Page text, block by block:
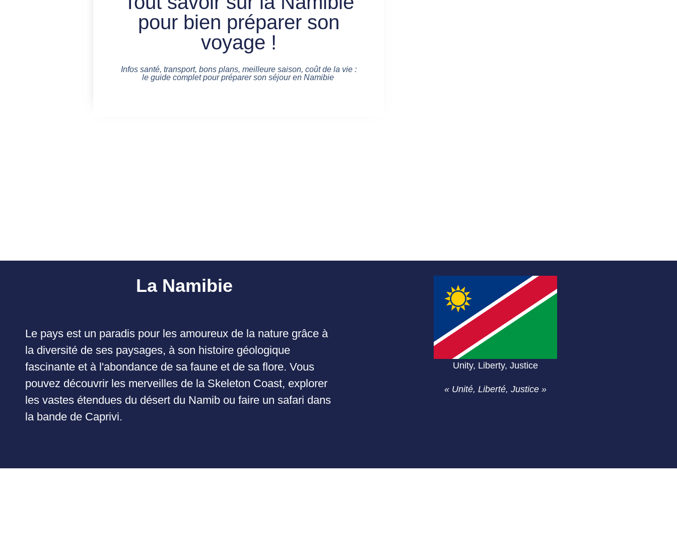
pour bien préparer son
voyage !
Infos santé, transport, bons plans, meilleure saison, coût de la vie :
le guide complet pour préparer son séjour en Namibie
La Namibie
Le pays est un paradis pour les amoureux de la nature grâce à
la diversité de ses paysages, à son histoire géologique
fascinante et à l'abondance de sa faune et de sa flore. Vous
pouvez découvrir les merveilles de la Skeleton Coast, explorer
les vastes étendues du désert du Namib ou faire un safari dans
la bande de Caprivi.
Unity, Liberty, Justice
« Unité, Liberté, Justice »